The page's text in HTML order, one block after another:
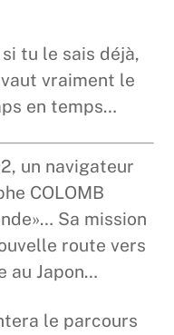
tu le sais déjà,
vraiment le
en temps…
un navigateur
COLOMB
Sa mission
route vers
au Japon…
le parcours